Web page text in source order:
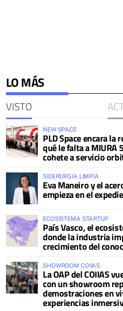
LO MÁS
VISTO
NEW SPACE
PLD Space encara la
qué le falta a MIURA
cohete a servicio
SIDERURGIA LIMPIA
Eva Maneiro y el
empieza en el
ECOSISTEMA STARTUP
País Vasco, el
donde la industria
crecimiento del
SHOWROOM COIIAS
La OAP del COIIAS
con un showroom
demostraciones en
experiencias